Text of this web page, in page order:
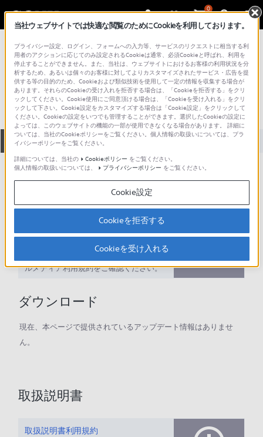
0
総合サポート・お問い合わせ その他のポータブルミュージックプレーヤー
WM-F52
全て ダウンロード 取扱説明書 Q&A
サポート動画をご利用の際にはソーシャ
ルメディア利用規約をご確認ください。
ダウンロード
現在、本ページで提供されているアップデート情報はありませ
ん。
取扱説明書
取扱説明書利用規約
当社ウェブサイトでは快適な閲覧のためにCookieを利用しております。
プライバシー設定、ログイン、フォームへの入力等、サービスのリクエストに相当する利
用者のアクションに応じてのみ設定されるCookieは通常、必須Cookieと呼ばれ、利用を
停止することができません。また、当社は、ウェブサイトにおけるお客様の利用状況を分
析するため、あるいは個々のお客様に対してよりカスタマイズされたサービス・広告を提
供する等の目的のため、Cookieおよび類似技術を使用して一定の情報を収集する場合が
あります。それらのCookieの受け入れを拒否する場合は、「Cookieを拒否する」をクリ
ックしてください。Cookie使用にご同意頂ける場合は、「Cookieを受け入れる」をクリ
ックして下さい。Cookie設定をカスタマイズする場合は「Cookie設定」をクリックして
ください。Cookieの設定をいつでも管理することができます。選択したCookieの設定に
よっては、このウェブサイトの機能の一部が使用できなくなる場合があります。 詳細に
ついては、当社のCookieポリシーをご覧ください。個人情報の取扱いについては、プラ
イバシーポリシーをご覧ください。
詳細については、当社の
Cookieポリシー をご覧ください。
個人情報の取扱いについては、
プライバシーポリシー をご覧ください。
Cookie設定
Cookieを拒否する
Cookieを受け入れる